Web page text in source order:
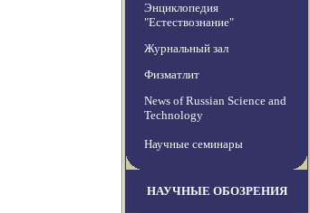
Энциклопедия
"Естествознание"
Журнальный зал
Физматлит
News of Russian Science and
Technology
Научные семинары
НАУЧНЫЕ ОБОЗРЕНИЯ